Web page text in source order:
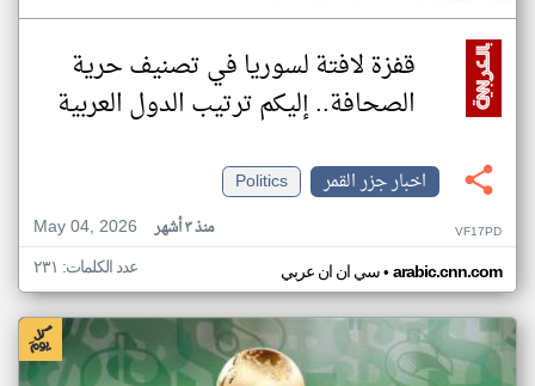
قفزة لافتة لسوريا في تصنيف حرية
الصحافة.. إليكم ترتيب الدول العربية
اخبار جزر القمر
Politics
May 04, 2026
منذ ٣ أشهر VF17PD
سي ان ان عربي• arabic.cnn.com عدد الكلمات: ٢٣١